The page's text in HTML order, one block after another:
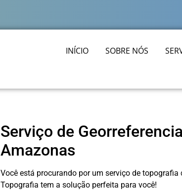
INÍCIO SOBRE NÓS
Serviço de
Amazonas
Você está procurando por um serviço de
Topografia tem a solução perfeita para você!